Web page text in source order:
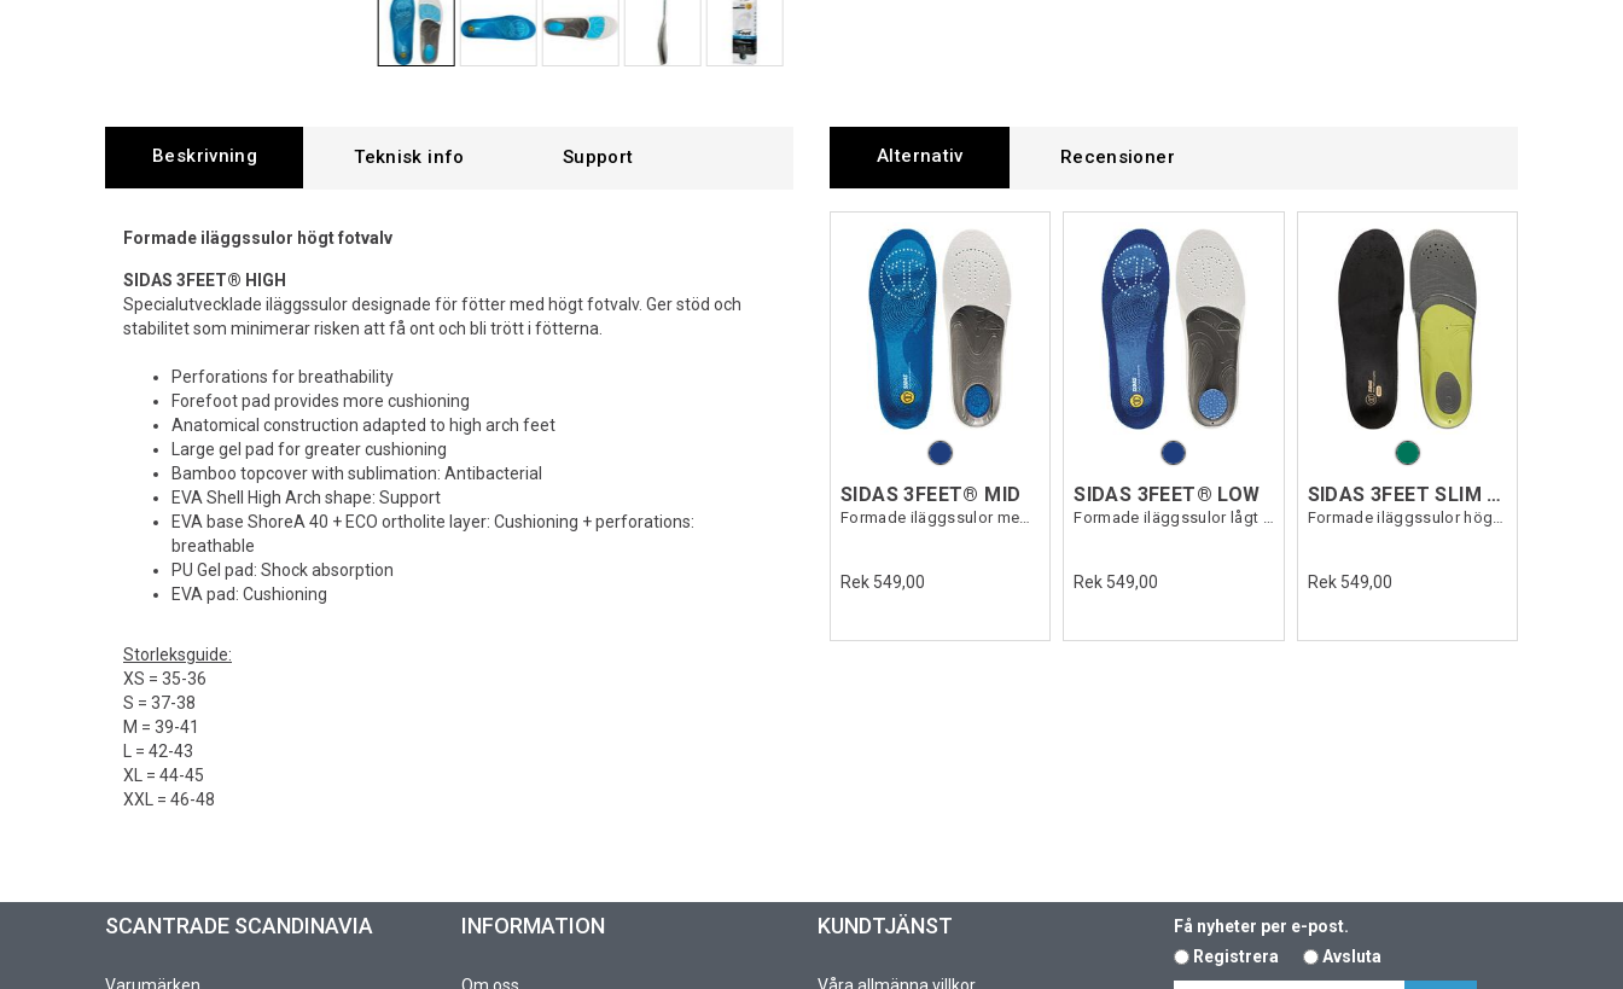
Beskrivning Support
Formade iläggssulor högt fotvalv
SIDAS 3FEET® HIGH
Specialutvecklade iläggssulor designade för fötter med högt fotvalv. Ger stöd och
stabilitet som minimerar risken att få ont och bli trött i fötterna.
Perforations for breathability
Forefoot pad provides more cushioning
Anatomical construction adapted to high arch feet
Large gel pad for greater cushioning
Bamboo topcover with sublimation: Antibacterial
EVA Shell High Arch shape: Support
EVA base ShoreA 40 + ECO ortholite layer: Cushioning + perforations:
breathable
PU Gel pad: Shock absorption
EVA pad: Cushioning
Storleksguide:
XS = 35-36
S = 37-38
M = 39-41
L = 42-43
XL = 44-45
XXL = 46-48
Alternativ Recensioner
SIDAS 3FEET® MID
Formade iläggssulor medelhögt fotvalv
Rek 549,00
SIDAS 3FEET® LOW
Formade iläggssulor lågt fotvalv
Rek 549,00
SIDAS 3FEET SLIM HIGH
Formade iläggssulor högt fotvalv
Rek 549,00
SCANTRADE SCANDINAVIA INFORMATION KUNDTJÄNST
Få nyheter per e-post.
Registrera
Avsluta